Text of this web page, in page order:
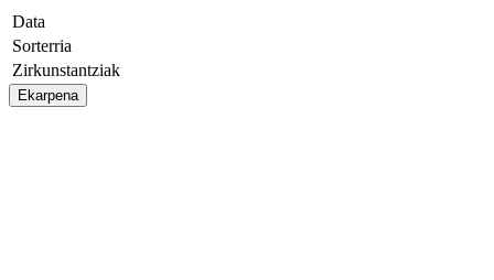
Data
Sorterria
Zirkunstantziak